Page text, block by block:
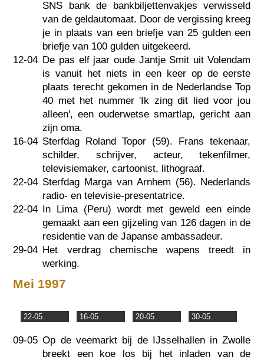
SNS bank de bankbiljettenvakjes verwisseld
van de geldautomaat. Door de vergissing kreeg
je in plaats van een briefje van 25 gulden een
briefje van 100 gulden uitgekeerd.
12-04 De pas elf jaar oude Jantje Smit uit Volendam
is vanuit het niets in een keer op de eerste
plaats terecht gekomen in de Nederlandse Top
40 met het nummer 'Ik zing dit lied voor jou
alleen', een ouderwetse smartlap, gericht aan
zijn oma.
16-04 Sterfdag Roland Topor (59). Frans tekenaar,
schilder, schrijver, acteur, tekenfilmer,
televisiemaker, cartoonist, lithograaf.
22-04 Sterfdag Marga van Arnhem (56). Nederlands
radio- en televisie-presentatrice.
22-04 In Lima (Peru) wordt met geweld een einde
gemaakt aan een gijzeling van 126 dagen in de
residentie van de Japanse ambassadeur.
29-04 Het verdrag chemische wapens treedt in
werking.
Mei 1997
22-05 16-05 20-05 30-05
09-05 Op de veemarkt bij de IJsselhallen in Zwolle
breekt een koe los bij het inladen van de